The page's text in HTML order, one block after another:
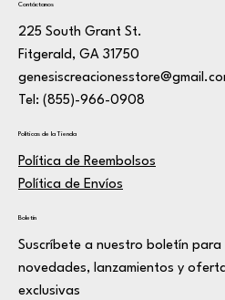
Contáctanos
225 South Grant St.
Fitgerald, GA 31750
Tel: (855)-966-0908
Políticas de la Tienda
Política de Reembolsos
Política de Envíos
Boletín
Suscríbete a nuestro boletín para
novedades, lanzamientos y
exclusivas